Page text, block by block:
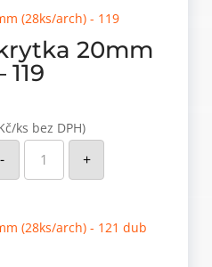
množství
20mm
ks bez DPH)
-
Samolepící
krytka
20mm
(28ks/arch)
množství
+